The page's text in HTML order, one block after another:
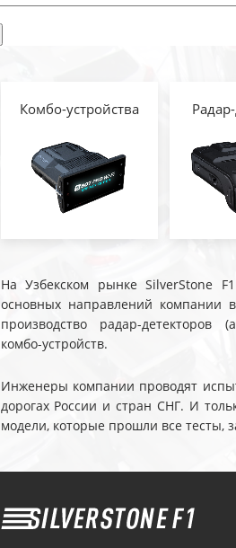
Комбо-устройства
На Узбекском рынке SilverStone
основных направлений компании
производство радар-детекторов
комбо-устройств.
Инженеры компании проводят
дорогах России и стран СНГ. И
модели, которые прошли все тесты,